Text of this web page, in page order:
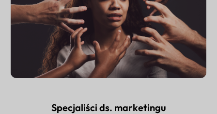
Specjaliści ds. marketingu